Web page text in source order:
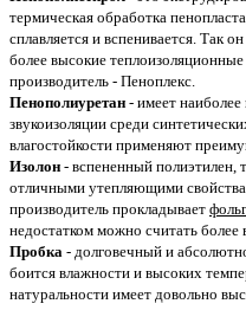
термическая обработка
сплавляется и вспенивается. Так
более высокие
производитель - Пеноплекс.
Пенополиуретан - имеет
звукоизоляции среди
влагостойкости применяют
Изолон - вспененный полиэтилен,
отличными утепляющими
производитель прокладывает
недостатком можно считать более
Пробка - долговечный и
боится влажности и высоких
натуральности имеет довольно